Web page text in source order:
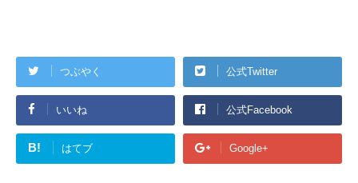
つぶやく 公式Twitter
いいね 公式Facebook
B! はてブ Google+